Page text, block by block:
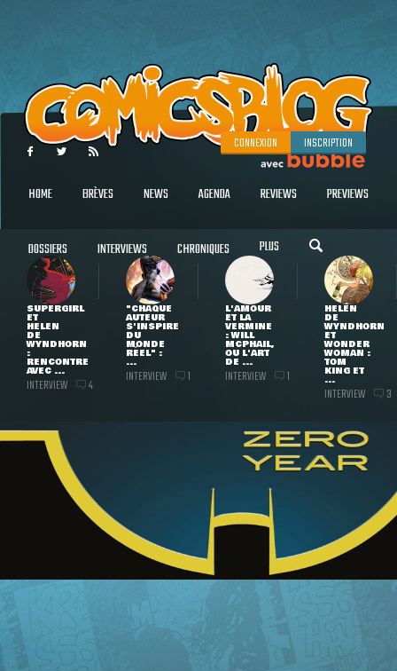
CONNEXION INSCRIPTION
HOME BRÈVES NEWS AGENDA REVIEWS PREVIEWS
DOSSIERS INTERVIEWS CHRONIQUES PLUS
SUPERGIRL
ET
HELEN
DE
WYNDHORN
:
RENCONTRE
AVEC ...
INTERVIEW 4
"CHAQUE
AUTEUR
S'INSPIRE
DU
MONDE
RÉEL" :
...
INTERVIEW 1
L'AMOUR
ET LA
VERMINE
: WILL
MCPHAIL,
OU L'ART
DE ...
INTERVIEW 1
HELEN
DE
WYNDHORN
ET
WONDER
WOMAN :
TOM
KING ET
...
INTERVIEW 3